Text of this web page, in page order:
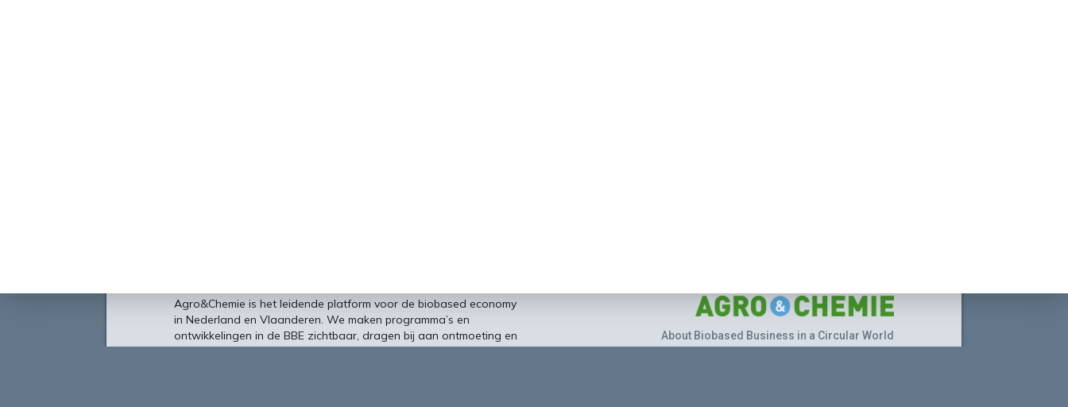
Agro&Chemie is het leidende platform voor de biobased economy
in Nederland en Vlaanderen. We maken programma’s en
ontwikkelingen in de BBE zichtbaar, dragen bij aan ontmoeting en
verbinding tussen ondernemers, kennisinstellingen en overheid en
About Biobased Business in a Circular World